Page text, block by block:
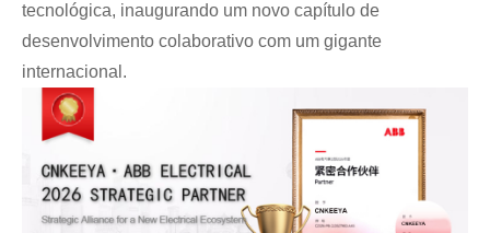
tecnológica, inaugurando um novo capítulo de
desenvolvimento colaborativo com um gigante
internacional.